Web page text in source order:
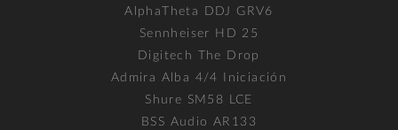
AlphaTheta DDJ GRV6
Sennheiser HD 25
Digitech The Drop
Admira Alba 4/4 Iniciación
Shure SM58 LCE
BSS Audio AR133